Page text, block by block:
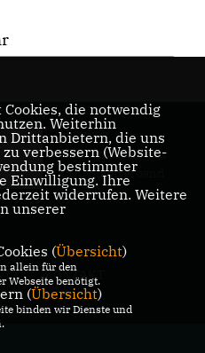
Herzlich
Willkommen beim
CDU Stadtverband
Rösrath
KONTAKT
die notwendig
Weiterhin
Drittanbietern, die uns
verbessern (Website-
bestimmter
Einwilligung. Ihre
widerrufen. Weitere
unserer
(Übersicht)
allein für den
Webseite benötigt.
(Übersicht)
binden wir Dienste und